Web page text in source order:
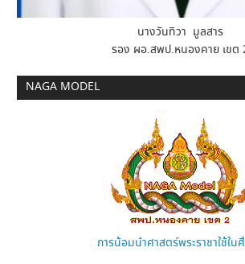
นางวันทิวา มูลสาร
รอง ผอ.สพป.หนองคาย เขต
NAGA MODEL
การน้อมนำศาสตร์พระราชาใช้ใน